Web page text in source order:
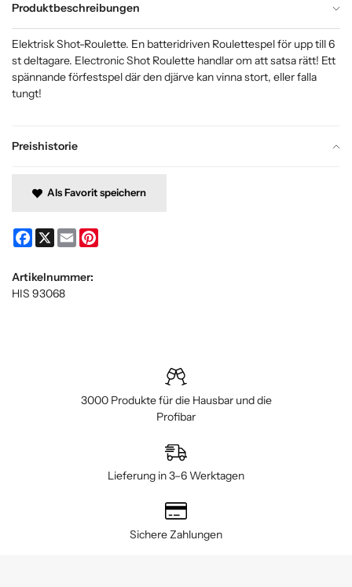
Produktbeschreibungen
Preishistorie
Elektrisk Shot-Roulette. En batteridriven Roulettespel för upp till 6
st deltagare. Electronic Shot Roulette handlar om att satsa rätt! Ett
spännande förfestspel där den djärve kan vinna stort, eller falla
tungt!
Als Favorit speichern
Facebook
X Email
Artikelnummer:
HIS 93068
3000 Produkte für die Hausbar und die
Profibar
Lieferung in 3–6 Werktagen
Sichere Zahlungen